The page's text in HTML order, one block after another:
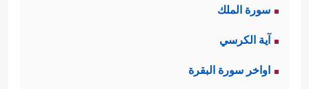
سورة الملك
آية الكرسي
اواخر سورة البقرة